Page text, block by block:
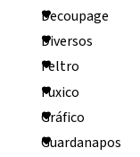
Decoupage
Diversos
Feltro
Fuxico
Gráfico
Guardanapos